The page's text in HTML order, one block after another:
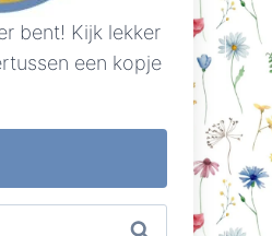
bent! Kijk lekker
een kopje